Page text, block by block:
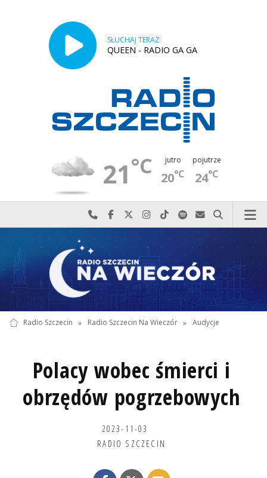
SŁUCHAJ TERAZ
QUEEN - RADIO GA GA
21°C jutro
20°C
pojutrze
24°C
Najlepiej po prostu do nas zadzwoń
Odwiedź nas na Facebook-u
Odwiedź nas na X
Odwiedź nas na Instagram-ie
Odwiedź nas na TikTok-u
Szukaj nas na Spotify
Wyślij do nas
Szukaj
Radio Szczecin » Radio Szczecin Na Wieczór » Audycje
Polacy wobec śmierci i
obrzędów pogrzebowych
2023-11-03
RADIO SZCZECIN